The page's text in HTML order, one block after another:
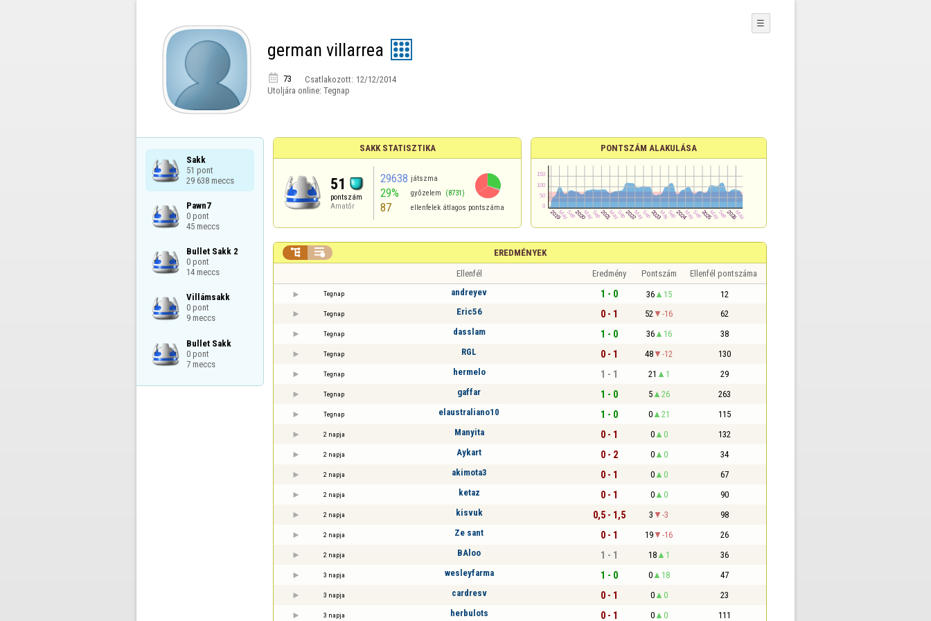
german villarrea
 73 Csatlakozott: 12/12/2014
Utoljára online: Tegnap
☰
Sakk
51 pont
29 638 meccs
Pawn7
0 pont
45 meccs
Bullet Sakk 2
0 pont
14 meccs
Villámsakk
0 pont
9 meccs
Bullet Sakk
0 pont
7 meccs
SAKK STATISZTIKA
51
pontszám
Amatőr
29638 játszma
29% győzelem (8731)
87 ellenfelek átlagos pontszáma
PONTSZÁM ALAKULÁSA
EREDMÉNYEK
 
Ellenfél Eredmény Pontszám Ellenfél pontszáma
Tegnap andreyev 1 - 0 36 15 12
Tegnap Eric56 0 - 1 52 -16 62
Tegnap dasslam 1 - 0 36 16 38
Tegnap RGL 0 - 1 48 -12 130
Tegnap hermelo 1 - 1 21 1 29
Tegnap gaffar 1 - 0 5 26 263
Tegnap elaustraliano10 1 - 0 0 21 115
2 napja Manyita 0 - 1 0 0 132
2 napja Aykart 0 - 2 0 0 34
2 napja akimota3 0 - 1 0 0 67
2 napja ketaz 0 - 1 0 0 90
2 napja kisvuk 0,5 - 1,5 3 -3 98
2 napja Ze sant 0 - 1 19 -16 26
2 napja BAloo 1 - 1 18 1 36
3 napja wesleyfarma 1 - 0 0 18 47
3 napja cardresv 0 - 1 0 0 23
3 napja herbulots 0 - 1 0 0 111